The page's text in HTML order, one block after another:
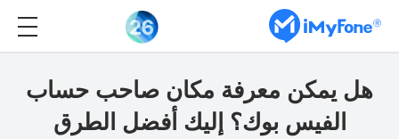
هل يمكن معرفة مكان صاحب حساب
الفيس بوك؟ إليك أفضل الطرق